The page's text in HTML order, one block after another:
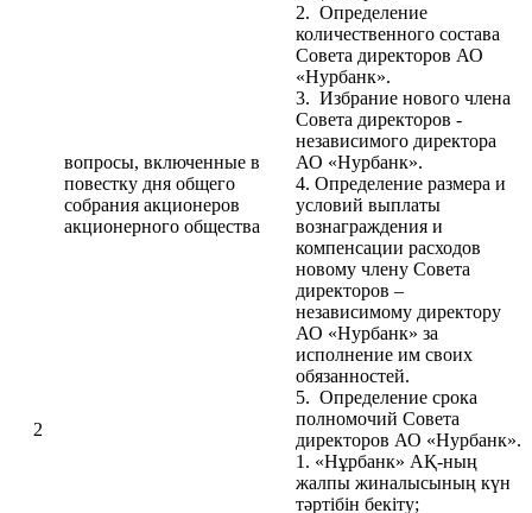
2
вопросы, включенные в
повестку дня общего
собрания акционеров
акционерного общества
2. Определение
количественного состава
Совета директоров АО
«Нурбанк».
3. Избрание нового члена
Совета директоров -
независимого директора
АО «Нурбанк».
4. Определение размера и
условий выплаты
вознаграждения и
компенсации расходов
новому члену Совета
директоров –
независимому директору
АО «Нурбанк» за
исполнение им своих
обязанностей.
5. Определение срока
полномочий Совета
директоров АО «Нурбанк».
1. «Нұрбанк» АҚ-ның
жалпы жиналысының күн
тәртібін бекіту;